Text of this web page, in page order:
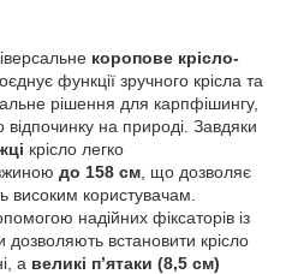
коропове крісло-
функції зручного крісла та
рішення для карпфішингу,
відпочинку на природі. Завдяки
крісло легко
до 158 см , що дозволяє
високим користувачам.
надійних фіксаторів із
дозволяють встановити крісло
а великі п’ятаки (8,5 см)